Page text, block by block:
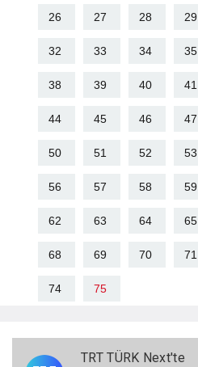
26 27 28 29
32 33 34 35
38 39 40 41
44 45 46 47
50 51 52 53
56 57 58 59
62 63 64 65
68 69 70 71
74 75
TRT TÜRK Next'te